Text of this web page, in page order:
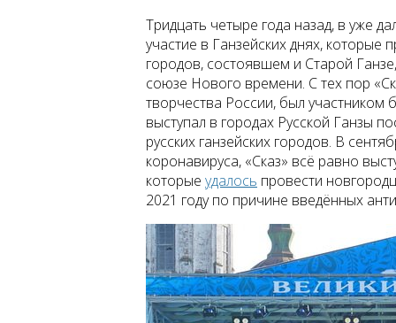
Тридцать четыре года назад, в уже
участие в Ганзейских днях, которые
городов, состоявшем и Старой
союзе Нового времени. С тех пор
творчества России, был участником
выступал в городах Русской Ганзы
русских ганзейских городов. В
коронавируса, «Сказ» всё равно
которые удалось провести
2021 году по причине введённых